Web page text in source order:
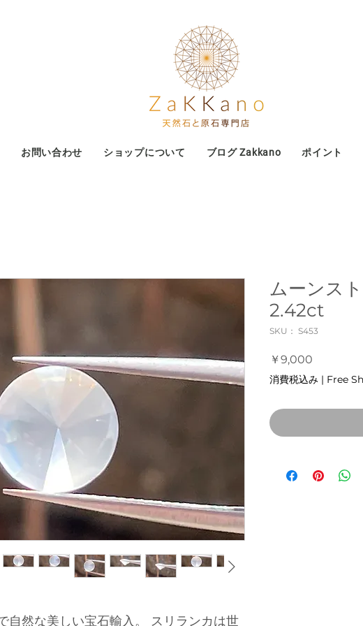
お問い合わせ ショップについて ブログ Zakkano ポイント
自然な美しい宝石輸入。 スリランカは世
ムーンス
2.42ct
SKU： S453
￥9,000
格
消費税込み | Free